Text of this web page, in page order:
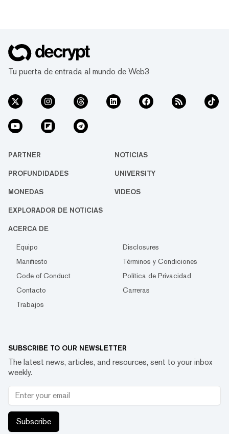
Tu puerta de entrada al mundo de Web3
PARTNER NOTICIAS
PROFUNDIDADES UNIVERSITY
MONEDAS VIDEOS
EXPLORADOR DE NOTICIAS
ACERCA DE
Equipo
Disclosures
Manifiesto
Términos y Condiciones
Code of Conduct
Política de Privacidad
Contacto
Carreras
Trabajos
SUBSCRIBE TO OUR NEWSLETTER
The latest news, articles, and resources, sent to your inbox
weekly.
Subscribe